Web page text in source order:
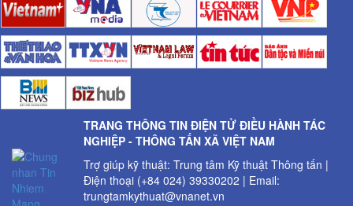
TRANG THÔNG TIN ĐIỆN TỬ ĐIỀU HÀNH TÁC
NGHIỆP - THÔNG TẤN XÃ VIỆT NAM
Trợ giúp kỹ thuật: Trung tâm Kỹ thuật Thông tấn |
Điện thoại (+84 024) 39330202 | Email:
trungtamkythuat@vnanet.vn